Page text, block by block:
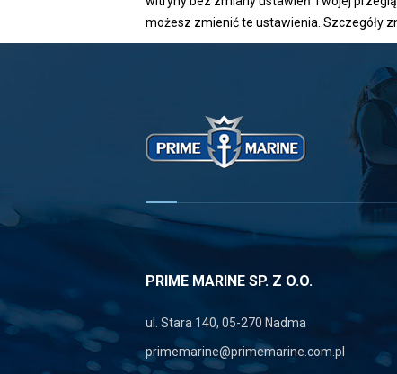
PRIME MARINE SP. Z O.O.
ul. Stara 140, 05-270 Nadma
primemarine@primemarine.com.pl
możesz zmienić te ustawienia. Szczegóły